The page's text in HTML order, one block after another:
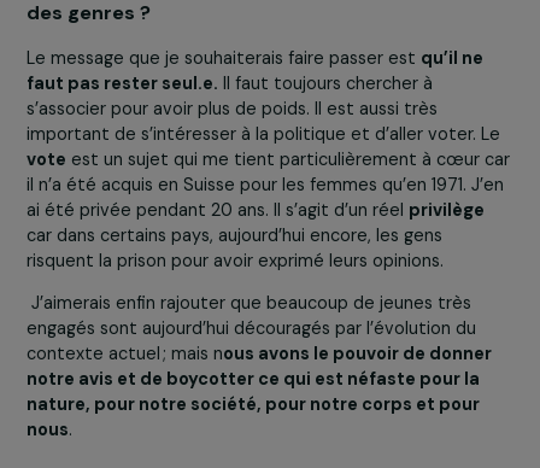
La société civile doit
rester mobilisée, ne
oublier qu’elle est
légitime à demander
des comptes aux
politiques et aux